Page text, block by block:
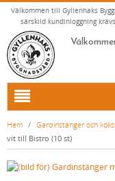
Välkommen till Gyllenhaks
särskild kundinloggning
HEM
NYA PRODUKTER
LINOLJEFÄRG &
Hem / Gardinstänger och
vit till Bistro (10 st)